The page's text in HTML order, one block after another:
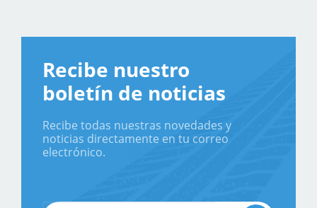
Recibe nuestro
boletín de noticias
Recibe todas nuestras novedades y
noticias directamente en tu correo
electrónico.